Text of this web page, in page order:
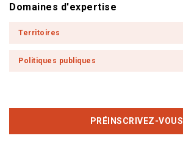
Domaines d'expertise
Territoires
Politiques publiques
PRÉINSCRIVEZ-VOUS